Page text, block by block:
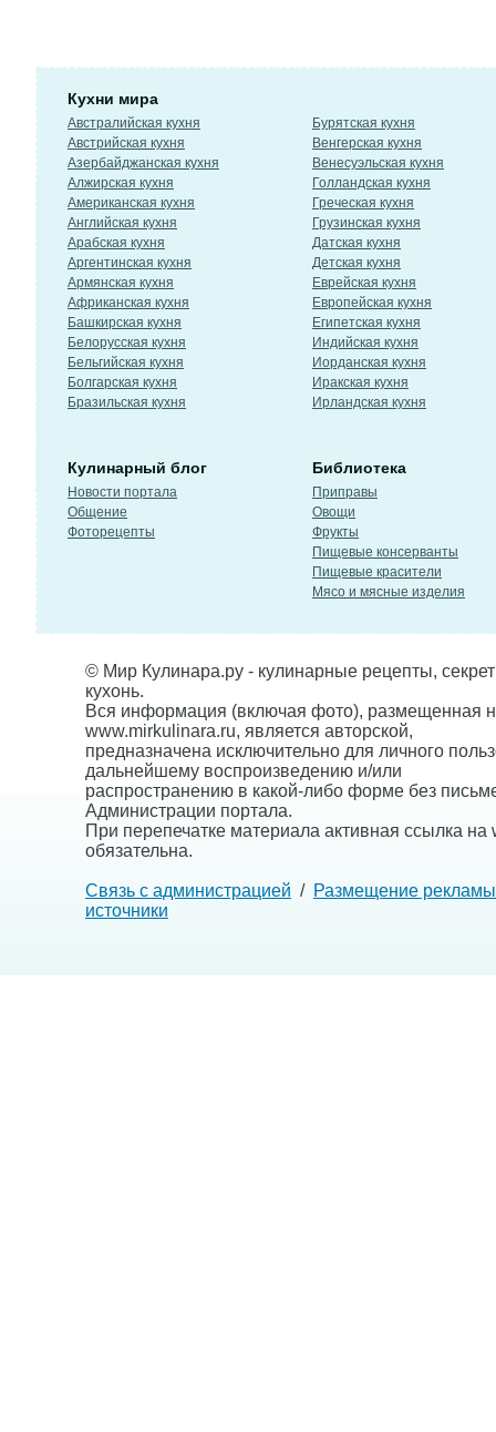
Кухни мира
Австралийская кухня
Австрийская кухня
Азербайджанская кухня
Алжирская кухня
Американская кухня
Английская кухня
Арабская кухня
Аргентинская кухня
Армянская кухня
Африканская кухня
Башкирская кухня
Белорусская кухня
Бельгийская кухня
Болгарская кухня
Бразильская кухня
Бурятская кухня
Венгерская кухня
Венесуэльская кухня
Голландская кухня
Греческая кухня
Грузинская кухня
Датская кухня
Детская кухня
Еврейская кухня
Европейская кухня
Египетская кухня
Индийская кухня
Иорданская кухня
Иракская кухня
Ирландская кухня
Кулинарный блог
Новости портала
Общение
Фоторецепты
Библиотека
Приправы
Овощи
Фрукты
Пищевые консерванты
Пищевые красители
Мясо и мясные изделия
© Мир Кулинара.ру - кулинарные рецепты,
кухонь.
Вся информация (включая фото), размещенная
www.mirkulinara.ru, является авторской,
предназначена исключительно для личного
дальнейшему воспроизведению и/или
распространению в какой-либо форме без
Администрации портала.
При перепечатке материала активная ссылка на
обязательна.
Связь с администрацией / Размещение рекламы
источники